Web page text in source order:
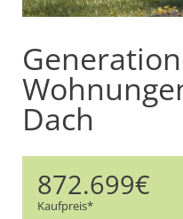
Dach
872.699€
Kaufpreis*